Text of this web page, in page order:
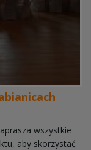
wszystkie
aby skorzystać